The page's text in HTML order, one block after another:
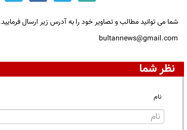
شما می توانید مطالب و تصاویر خود را به آدرس زیر ارسال فرمایید.
bultannews@gmail.com
نظر شما
نام